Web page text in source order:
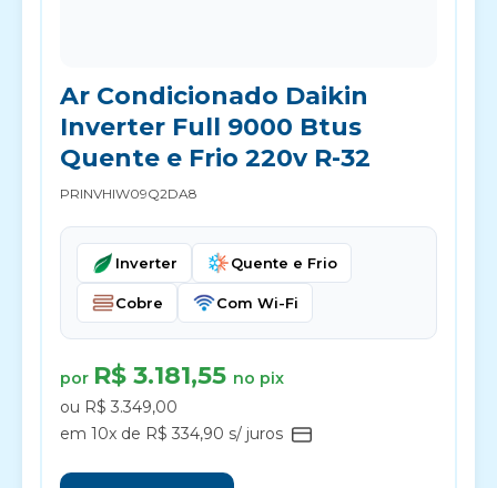
Ar Condicionado Daikin
Inverter Full 9000 Btus
Quente e Frio 220v R-32
PRINVHIW09Q2DA8
Inverter Quente e Frio
Cobre Com Wi-Fi
por R$ 3.181,55 no pix
ou R$ 3.349,00
em 10x de R$ 334,90 s/ juros